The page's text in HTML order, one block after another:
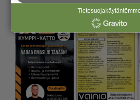
Tietosuojakäytäntömme